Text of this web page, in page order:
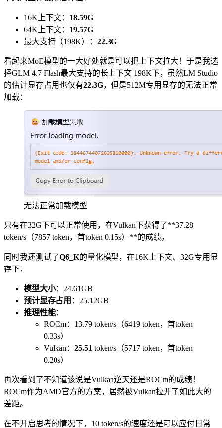
16K上下文： 18.59G
64K上下文： 19.57G
最大支持（198K）： 22.3G
看起来MoE模型的一大好处就是可以把上下文拉大！于是我选
择GLM 4.7 Flash最大支持的长上下文 198K下，虽然LM Studio
的估计显存占用也仅有22.3G，但是512M专用显存的无法正常
加载：
无法正常加载模型
只有在32G下可以正常使用，在Vulkan下获得了**37.28
token/s（7857 token，首token 0.15s）**的成绩。
同时我还测试了Q6_K的量化模型，在16K上下文、32G专用显
存下：
模型大小：24.61GB
预计显存占用 ：25.12GB
推理性能：
ROCm：13.79 token/s（6419 token，首token
0.33s）
Vulkan： 25.51 token/s（5717 token，首token
0.20s）
再次看到了不知道该说是Vulkan逆天还是ROCm的成绩！
ROCm作为AMD官方的方案，居然被Vulkan拉开了如此大的
差距。
在不开启思考的情况下，10 token/s的速度还是可以应付日常